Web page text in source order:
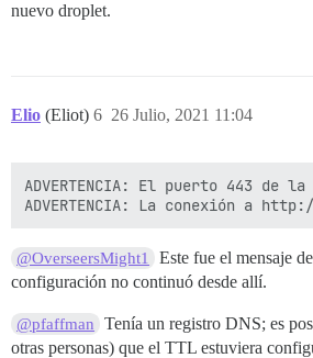
nuevo droplet.
Elio (Eliot) 26 Julio, 2021 11:04
6
ADVERTENCIA: El puerto 443 de
@OverseersMight1
Este fue el mensaje
configuración no continuó desde allí.
@pfaffman
Tenía un registro DNS; es
otras personas) que el TTL estuviera